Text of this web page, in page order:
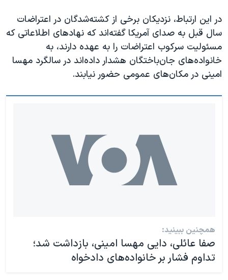
در این ارتباط، نزدیکان برخی از کشته‌شدگان در اعتراضات
سال قبل به صدای آمریکا گفته‌اند که نهادهای اطلاعاتی که
مسئولیت سرکوب اعتراضات را به عهده دارند، به
خانواده‌های جان‌باختگان هشدار داده‌اند در سالگرد مهسا
امینی در مکان‌های عمومی حضور نیابند.
همچنین ببینید:
صفا عائلی، دایی مهسا امینی، بازداشت شد؛
تداوم فشار بر خانواده‌های دادخواه